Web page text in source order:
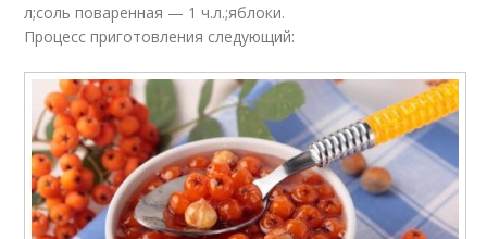
л;соль поваренная — 1 ч.л.;яблоки.
Процесс приготовления следующий: